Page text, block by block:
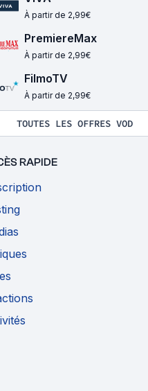
À partir de 2,99€
PremiereMax
À partir de 2,99€
FilmoTV
À partir de 2,99€
TOUTES LES OFFRES VOD
RAPIDE